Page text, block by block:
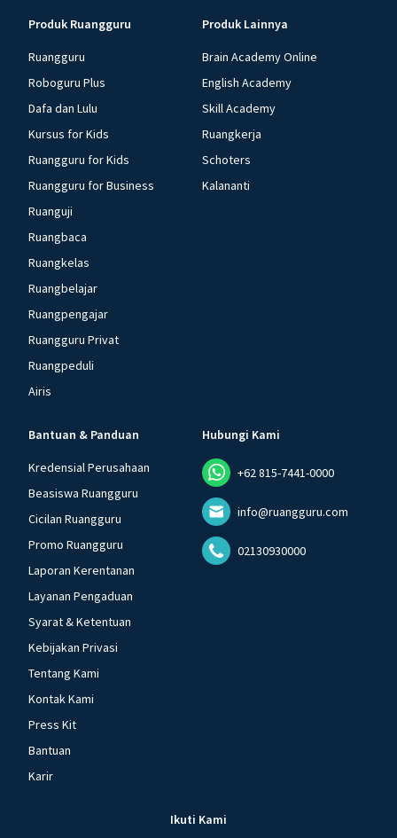
Produk Ruangguru
Ruangguru
Roboguru Plus
Dafa dan Lulu
Kursus for Kids
Ruangguru for Kids
Ruangguru for Business
Ruanguji
Ruangbaca
Ruangkelas
Ruangbelajar
Ruangpengajar
Ruangguru Privat
Ruangpeduli
Airis
Produk Lainnya
Brain Academy Online
English Academy
Skill Academy
Ruangkerja
Schoters
Kalananti
Bantuan & Panduan
Kredensial Perusahaan
Beasiswa Ruangguru
Cicilan Ruangguru
Promo Ruangguru
Laporan Kerentanan
Layanan Pengaduan
Syarat & Ketentuan
Kebijakan Privasi
Tentang Kami
Kontak Kami
Press Kit
Bantuan
Karir
Hubungi Kami
+62 815-7441-0000
info@ruangguru.com
02130930000
Ikuti Kami